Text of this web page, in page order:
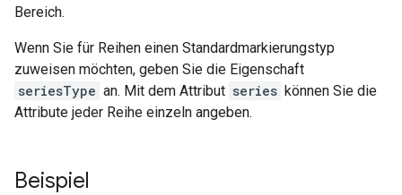
Bereich.
Wenn Sie für Reihen einen Standardmarkierungstyp
zuweisen möchten, geben Sie die Eigenschaft
seriesType an. Mit dem Attribut series können Sie die
Attribute jeder Reihe einzeln angeben.
Beispiel